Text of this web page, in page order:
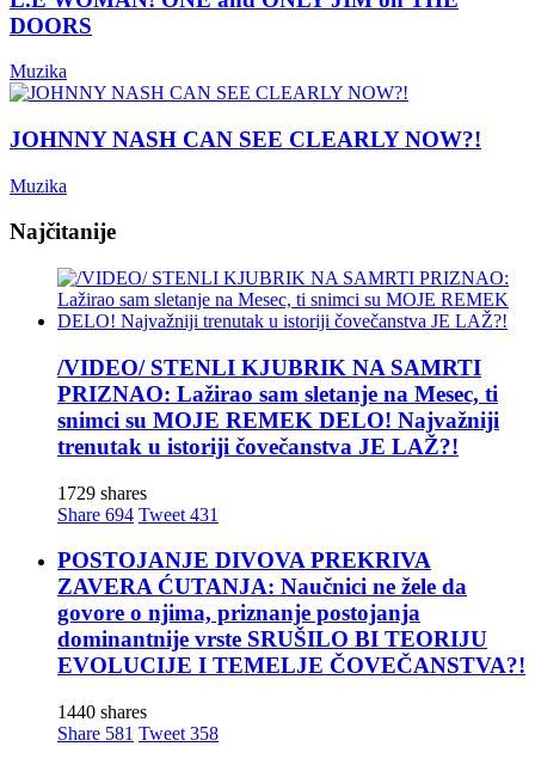
DOORS
Muzika
JOHNNY NASH CAN SEE CLEARLY NOW?!
Muzika
Najčitanije
/VIDEO/ STENLI KJUBRIK NA SAMRTI
PRIZNAO: Lažirao sam sletanje na Mesec, ti
snimci su MOJE REMEK DELO! Najvažniji
trenutak u istoriji čovečanstva JE LAŽ?!
1729 shares
Share 694 Tweet 431
POSTOJANJE DIVOVA PREKRIVA
ZAVERA ĆUTANJA: Naučnici ne žele da
govore o njima, priznanje postojanja
dominantnije vrste SRUŠILO BI TEORIJU
EVOLUCIJE I TEMELJE ČOVEČANSTVA?!
1440 shares
Share 581 Tweet 358